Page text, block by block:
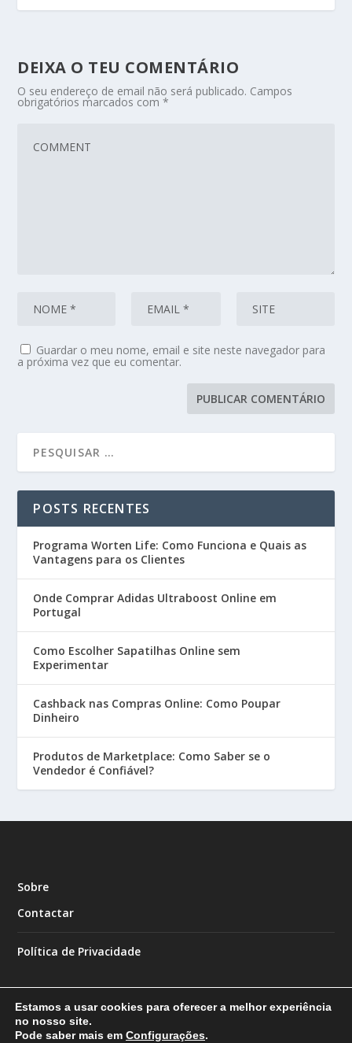
DEIXA O TEU COMENTÁRIO
O seu endereço de email não será publicado. Campos
obrigatórios marcados com*
Guardar o meu nome, email e site neste navegador para
a próxima vez que eu comentar.
POSTS RECENTES
Programa Worten Life: Como Funciona e Quais as
Vantagens para os Clientes
Onde Comprar Adidas Ultraboost Online em
Portugal
Como Escolher Sapatilhas Online sem
Experimentar
Cashback nas Compras Online: Como Poupar
Dinheiro
Produtos de Marketplace: Como Saber se o
Vendedor é Confiável?
Sobre
Contactar
Política de Privacidade
Estamos a usar cookies para oferecer a melhor experiência
no nosso site.
Pode saber mais em Configurações.